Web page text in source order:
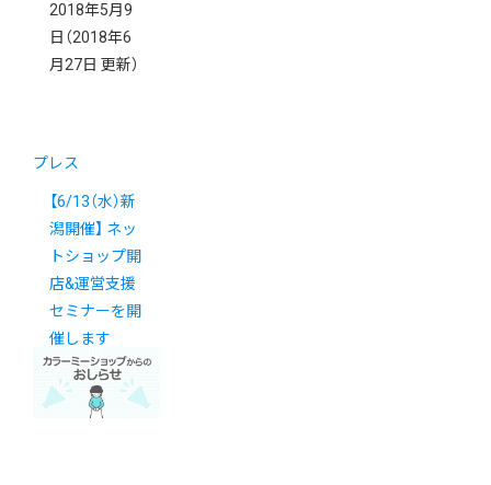
2018年5月9
日 （2018年6
月27日 更新）
プレス
【6/13（水）新
潟開催】 ネッ
トショップ開
店&運営支援
セミナーを開
催します